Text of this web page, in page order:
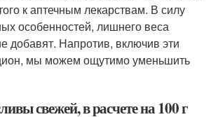
к аптечным лекарствам. В силу
особенностей, лишнего веса
добавят. Напротив, включив эти
мы можем ощутимо уменьшить
свежей, в расчете на 100 г